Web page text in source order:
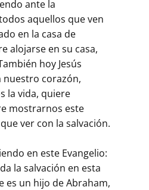
ante la
aquellos que ven
en la casa de
alojarse en su casa,
hoy Jesús
nuestro corazón,
la vida, quiere
mostrarnos este
ver con la salvación.
en este Evangelio:
la salvación en esta
es un hijo de Abraham,